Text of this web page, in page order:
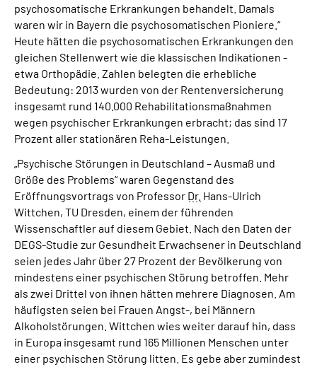
psychosomatische Erkrankungen behandelt. Damals
waren wir in Bayern die psychosomatischen Pioniere.“
Heute hätten die psychosomatischen Erkrankungen den
gleichen Stellenwert wie die klassischen Indikationen -
etwa Orthopädie. Zahlen belegten die erhebliche
Bedeutung: 2013 wurden von der Rentenversicherung
insgesamt rund 140.000 Rehabilitationsmaßnahmen
wegen psychischer Erkrankungen erbracht; das sind 17
Prozent aller stationären Reha-Leistungen.
„Psychische Störungen in Deutschland – Ausmaß und
Größe des Problems“ waren Gegenstand des
Eröffnungsvortrags von Professor Dr. Hans-Ulrich
Wittchen, TU Dresden, einem der führenden
Wissenschaftler auf diesem Gebiet. Nach den Daten der
DEGS-Studie zur Gesundheit Erwachsener in Deutschland
seien jedes Jahr über 27 Prozent der Bevölkerung von
mindestens einer psychischen Störung betroffen. Mehr
als zwei Drittel von ihnen hätten mehrere Diagnosen. Am
häufigsten seien bei Frauen Angst-, bei Männern
Alkoholstörungen. Wittchen wies weiter darauf hin, dass
in Europa insgesamt rund 165 Millionen Menschen unter
einer psychischen Störung litten. Es gebe aber zumindest